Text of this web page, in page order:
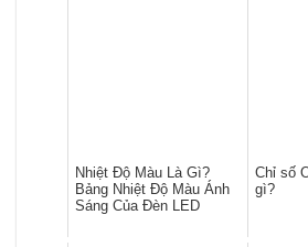
Nhiệt Độ Màu Là Gì?
Bảng Nhiệt Độ Màu Ánh
Sáng Của Đèn LED
Chỉ số
gì?